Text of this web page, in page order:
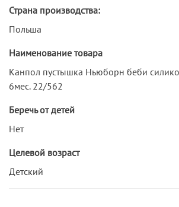
Страна производства:
Польша
Наименование товара
Канпол пустышка Ньюборн беби
6мес. 22/562
Беречь от детей
Нет
Целевой возраст
Детский